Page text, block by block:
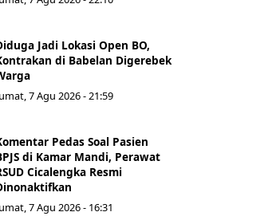
Jadi Lokasi Open BO,
di Babelan Digerebek
7 Agu 2026 - 21:59
Pedas Soal Pasien
di Kamar Mandi, Perawat
Cicalengka Resmi
7 Agu 2026 - 16:31